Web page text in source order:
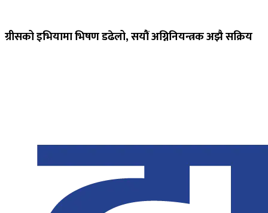
ग्रीसको इभियामा भिषण डढेलो, सयौं अग्निनियन्त्रक अझै सक्रिय